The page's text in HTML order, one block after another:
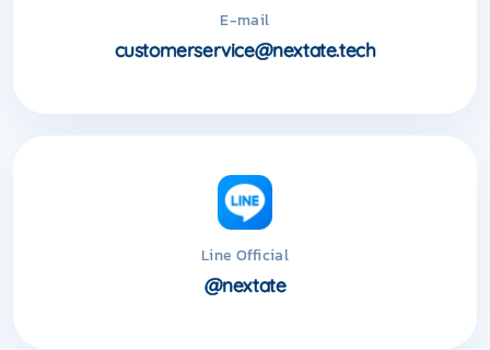
E-mail
customerservice@nextate.tech
Line Official
@nextate